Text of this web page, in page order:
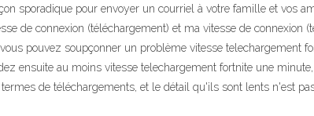
sporadique pour envoyer un courriel à votre famille et vos
de connexion (téléchargement) et ma vitesse de connexion
pouvez soupçonner un problème vitesse telechargement
ensuite au moins vitesse telechargement fortnite une
de téléchargements, et le détail qu'ils sont lents n'est